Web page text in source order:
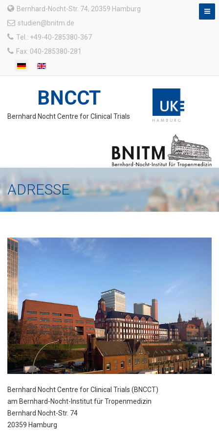
Bernhard-Nocht-Str. 74, 20359 Hamburg
studien@bnitm.de
Tel.: +49-40-285380-367
Fax: 040-285380-281
BNCCT
Bernhard Nocht Centre for Clinical Trials
ADRESSE
Bernhard Nocht Centre for Clinical Trials (BNCCT)
am Bernhard-Nocht-Institut für Tropenmedizin
Bernhard Nocht-Str. 74
20359 Hamburg